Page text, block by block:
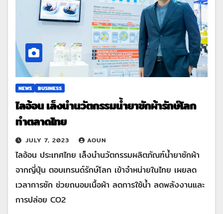
NEWS BUSINESS
ไลอ้อน เล็งนำนวัตกรรมน้ำยาซักผ้ารักษ์โลก
ทำตลาดไทย
JULY 7, 2023 AOUN
ไลอ้อน ประเทศไทย เล็งนำนวัตกรรมผลิตภัณฑ์น้ำยาซักผ้า
จากญี่ปุ่น ตอบเทรนด์รักษ์โลก เข้าจำหน่ายในไทย เผยลด
เวลาการซัก ช่วยถนอมเนื้อผ้า ลดการใช้น้ำ ลดพลังงานและ
การปล่อย CO2